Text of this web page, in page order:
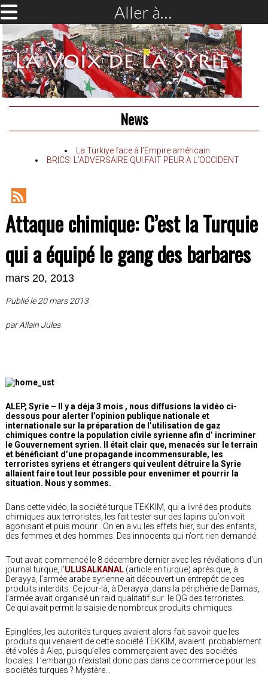
Aller à…
News
La Türkiye face à l’Empire américain
BRICS: L’ADVERSAIRE QUI FAIT PEUR A L’OCCIDENT
RSS
Feed
Attaque chimique: C’est la Turquie
qui a équipé le gang des barbares
mars 20, 2013
Publié le 20 mars 2013
par Allain Jules
ALEP, Syrie – Il y a déja 3 mois , nous diffusions la vidéo ci-
dessous pour alerter l’opinion publique nationale et
internationale sur la préparation de l’utilisation de gaz
chimiques contre la population civile syrienne afin d’ incriminer
le Gouvernement syrien. Il était clair que, menacés sur le terrain
et bénéficiant d’une propagande incommensurable, les
terroristes syriens et étrangers qui veulent détruire la Syrie
allaient faire tout leur possible pour envenimer et pourrir la
situation. Nous y sommes.
Dans cette vidéo, la société turque TEKKIM, qui a livré des produits
chimiques aux terroristes, les fait tester sur des lapins qu’on voit
agonisant et puis mourir . On en a vu les effets hier, sur des enfants,
des femmes et des hommes. Des innocents qui n’ont rien demandé.
Tout avait commencé le 8 décembre dernier avec les révélations d’un
journal turque, l’ULUSALKANAL (article en turque) après que, à
Derayya, l’armée arabe syrienne ait découvert un entrepôt de ces
produits interdits. Ce jour-là, à Derayya ,dans la périphérie de Damas,
l’armée avait organisé un raid qualitatif sur le QG des terroristes.
Ce qui avait permit la saisie de nombreux produits chimiques.
Epinglées, les autorités turques avaient alors fait savoir que les
produits qui venaient de cette société TEKKIM, avaient probablement
été volés à Alep, puisqu’elles commerçaient avec des sociétés
locales. l ’embargo n’existait donc pas dans ce commerce pour les
sociétés turques ? Mystère…